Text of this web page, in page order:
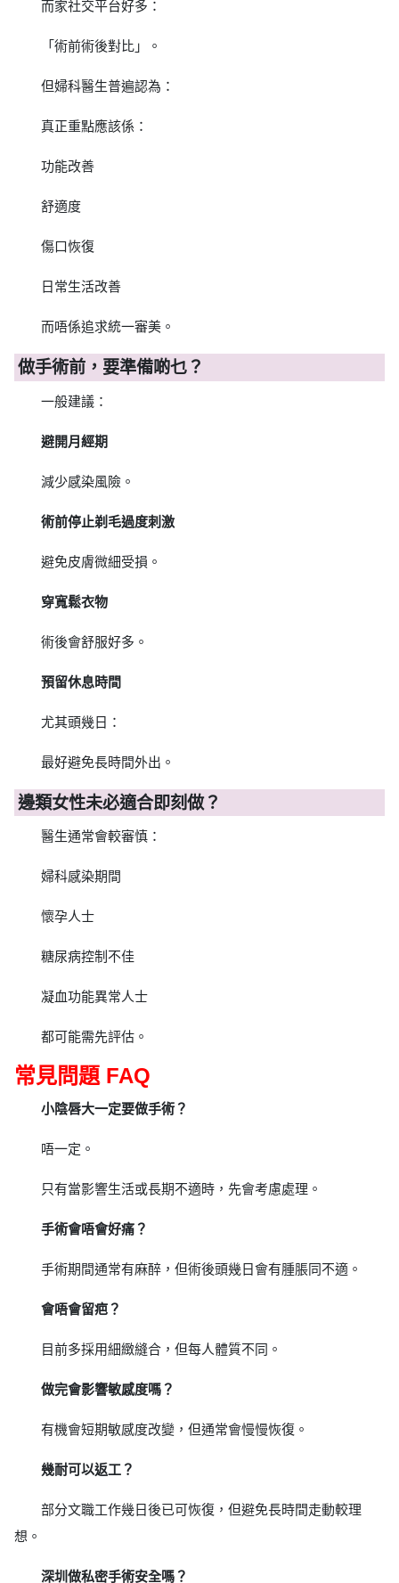
而家社交平台好多：
「術前術後對比」。
但婦科醫生普遍認為：
真正重點應該係：
功能改善
舒適度
傷口恢復
日常生活改善
而唔係追求統一審美。
做手術前，要準備啲乜？
一般建議：
避開月經期
減少感染風險。
術前停止剃毛過度刺激
避免皮膚微細受損。
穿寬鬆衣物
術後會舒服好多。
預留休息時間
尤其頭幾日：
最好避免長時間外出。
邊類女性未必適合即刻做？
醫生通常會較審慎：
婦科感染期間
懷孕人士
糖尿病控制不佳
凝血功能異常人士
都可能需先評估。
常見問題 FAQ
小陰唇大一定要做手術？
唔一定。
只有當影響生活或長期不適時，先會考慮處理。
手術會唔會好痛？
手術期間通常有麻醉，但術後頭幾日會有腫脹同不適。
會唔會留疤？
目前多採用細緻縫合，但每人體質不同。
做完會影響敏感度嗎？
有機會短期敏感度改變，但通常會慢慢恢復。
幾耐可以返工？
部分文職工作幾日後已可恢復，但避免長時間走動較理
想。
深圳做私密手術安全嗎？